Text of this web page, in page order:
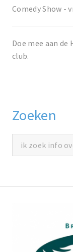
Comedy Show -
Doe mee aan de
club.
Zoeken